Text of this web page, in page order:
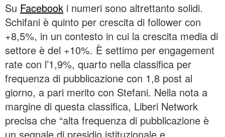
Su Facebook i numeri sono altrettanto solidi.
Schifani è quinto per crescita di follower con
+8,5%, in un contesto in cui la crescita media di
settore è del +10%. È settimo per engagement
rate con l’1,9%, quarto nella classifica per
frequenza di pubblicazione con 1,8 post al
giorno, a pari merito con Stefani. Nella nota a
margine di questa classifica, Liberi Network
precisa che “alta frequenza di pubblicazione è